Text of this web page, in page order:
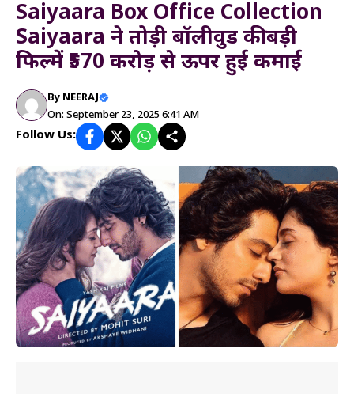
Saiyaara Box Office Collection
Saiyaara ने तोड़ी बॉलीवुड की बड़ी
फिल्में ₹570 करोड़ से ऊपर हुई कमाई
By NEERAJ
On: September 23, 2025 6:41 AM
Follow Us: